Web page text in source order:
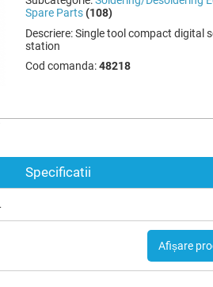
Spare Parts (108)
Descriere:Single tool compact digital
station
Cod comanda:48218
Specificatii
Afișare